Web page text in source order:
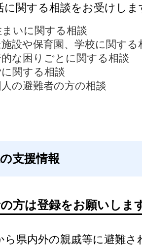
に関する相談をお受けしま
まいに関する相談
設や保育園、学校に関する
な困りごとに関する相談
関する相談
の避難者の方の相談
支援情報
方は登録をお願いしま
ら県内外の親戚等に避難